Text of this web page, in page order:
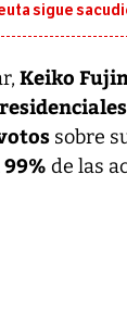
sigue
Keiko
sobre
99% de las